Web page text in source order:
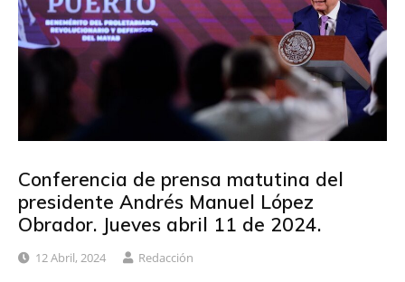
Conferencia de prensa matutina del
presidente Andrés Manuel López
Obrador. Jueves abril 11 de 2024.
12 Abril, 2024 Redacción